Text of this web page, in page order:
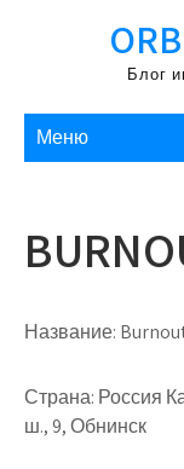
Блог
Меню
Название:
Страна: Россия
ш., 9, Обнинск